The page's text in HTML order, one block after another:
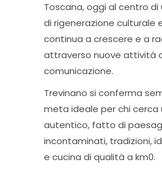
Toscana, oggi al centro
di rigenerazione culturale
continua a crescere e a
attraverso nuove attività
comunicazione.
Trevinano si conferma
meta ideale per chi cerca
autentico, fatto di
incontaminati, tradizioni,
e cucina di qualità a km0.